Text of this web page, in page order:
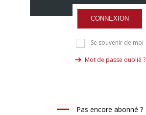
CONNEXION
Se souvenir de moi
Mot de passe oublié ?
Pas encore abonné ?